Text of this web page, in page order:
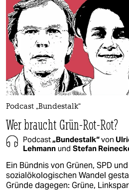
Podcast „Bundestalk“
Wer braucht Grün-Rot-Rot?
Podcast„Bundestalk“von
Lehmann und Stefan
Ein Bündnis von Grünen, SPD
sozialökologischen Wandel
Gründe dagegen: Grüne,